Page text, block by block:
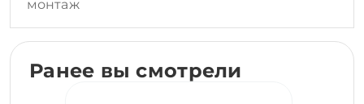
монтаж
Ранее вы смотрели